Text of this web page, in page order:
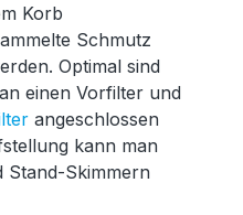
Korb
Schmutz
Optimal sind
einen Vorfilter und
angeschlossen
kann man
Stand-Skimmern